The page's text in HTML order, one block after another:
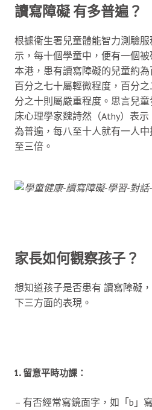
讀寫障礙 有多普遍？
根據衞生署兒童體能智力測驗
示，每十個學童中，便有一個
本港，患有讀寫障礙的兒童約
百分之七十屬輕微程度，百分
分之十則屬嚴重程度。思言兒
床心理學家魏詩然（Athy）表
為普遍，每八至十人就有一人
至三倍。
家長如何觀察孩子？
想知道孩子是否患有 讀寫障礙
下三方面的表現。
1. 留意平時功課：
– 有否經常寫鏡面字，如「b」